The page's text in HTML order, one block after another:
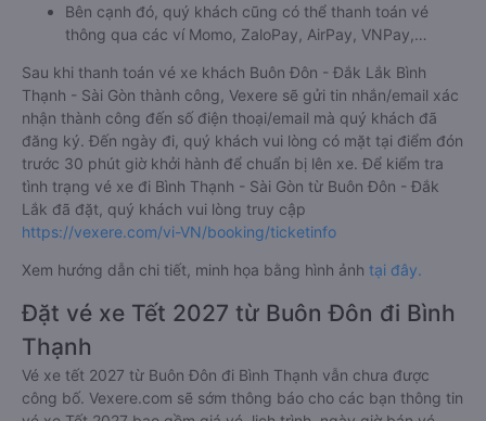
Bên cạnh đó, quý khách cũng có thể thanh toán vé
thông qua các ví Momo, ZaloPay, AirPay, VNPay,…
Sau khi thanh toán vé xe khách Buôn Đôn - Đắk Lắk Bình
Thạnh - Sài Gòn thành công, Vexere sẽ gửi tin nhắn/email xác
nhận thành công đến số điện thoại/email mà quý khách đã
đăng ký. Đến ngày đi, quý khách vui lòng có mặt tại điểm đón
trước 30 phút giờ khởi hành để chuẩn bị lên xe. Để kiểm tra
tình trạng vé xe đi Bình Thạnh - Sài Gòn từ Buôn Đôn - Đắk
Lắk đã đặt, quý khách vui lòng truy cập
https://vexere.com/vi-VN/booking/ticketinfo
Xem hướng dẫn chi tiết, minh họa bằng hình ảnh tại đây.
Đặt vé xe Tết 2027 từ Buôn Đôn đi Bình
Thạnh
Vé xe tết 2027 từ Buôn Đôn đi Bình Thạnh vẫn chưa được
công bố. Vexere.com sẽ sớm thông báo cho các bạn thông tin